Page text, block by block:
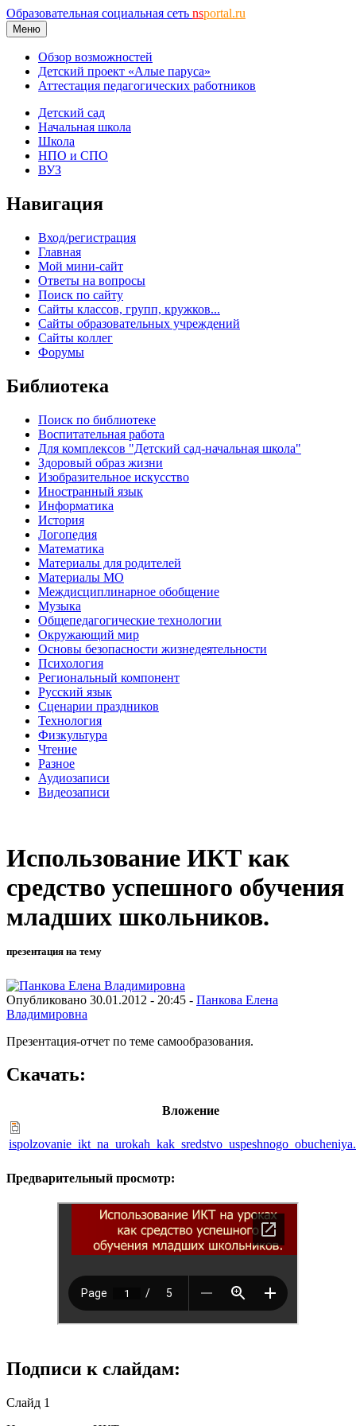
Образовательная социальная сеть nsportal.ru
Меню
Обзор возможностей
Детский проект «Алые паруса»
Аттестация педагогических работников
Детский сад
Начальная школа
Школа
НПО и СПО
ВУЗ
Навигация
Вход/регистрация
Главная
Мой мини-сайт
Ответы на вопросы
Поиск по сайту
Сайты классов, групп, кружков...
Сайты образовательных учреждений
Сайты коллег
Форумы
Библиотека
Поиск по библиотеке
Воспитательная работа
Для комплексов "Детский сад-начальная школа"
Здоровый образ жизни
Изобразительное искусство
Иностранный язык
Информатика
История
Логопедия
Математика
Материалы для родителей
Материалы МО
Междисциплинарное обобщение
Музыка
Общепедагогические технологии
Окружающий мир
Основы безопасности жизнедеятельности
Психология
Региональный компонент
Русский язык
Сценарии праздников
Технология
Физкультура
Чтение
Разное
Аудиозаписи
Видеозаписи
Использование ИКТ как
средство успешного обучения
младших школьников.
презентация на тему
Опубликовано 30.01.2012 - 20:45 - Панкова Елена
Владимировна
Презентация-отчет по теме самообразования.
Скачать:
Вложение
Предварительный просмотр:
Подписи к слайдам:
Слайд 1